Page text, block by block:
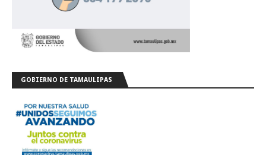
GOBIERNO DE TAMAULIPAS